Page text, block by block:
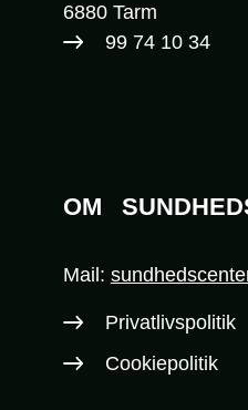
6880 Tarm
99 74 10 34​
OM
Mail:
Privatlivspolitik
Cookiepolitik